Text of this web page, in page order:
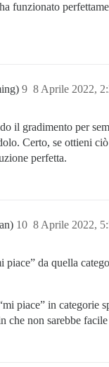
funzionato
8 Aprile 2022,
9
il gradimento per
Certo, se ottieni
perfetta.
8 Aprile 2022,
10
piace” da quella
piace” in categorie
che non sarebbe